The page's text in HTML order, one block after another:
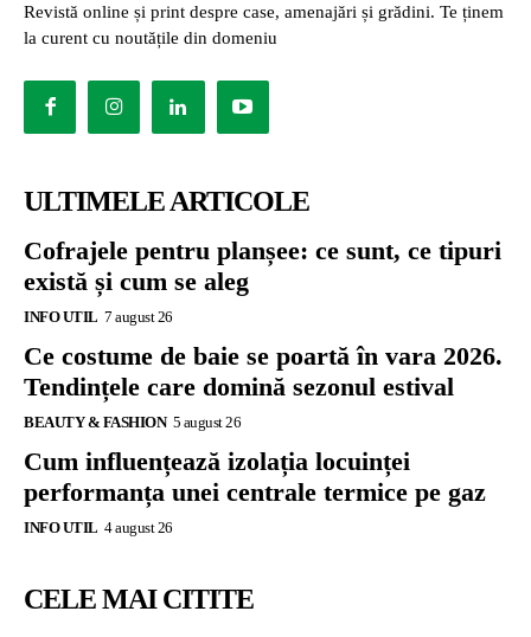
Revistă online și print despre case, amenajări și grădini. Te ținem
la curent cu noutățile din domeniu
ULTIMELE ARTICOLE
Cofrajele pentru planșee: ce sunt, ce tipuri
există și cum se aleg
INFO UTIL 7 august 26
Ce costume de baie se poartă în vara 2026.
Tendințele care domină sezonul estival
BEAUTY & FASHION 5 august 26
Cum influențează izolația locuinței
performanța unei centrale termice pe gaz
INFO UTIL 4 august 26
CELE MAI CITITE